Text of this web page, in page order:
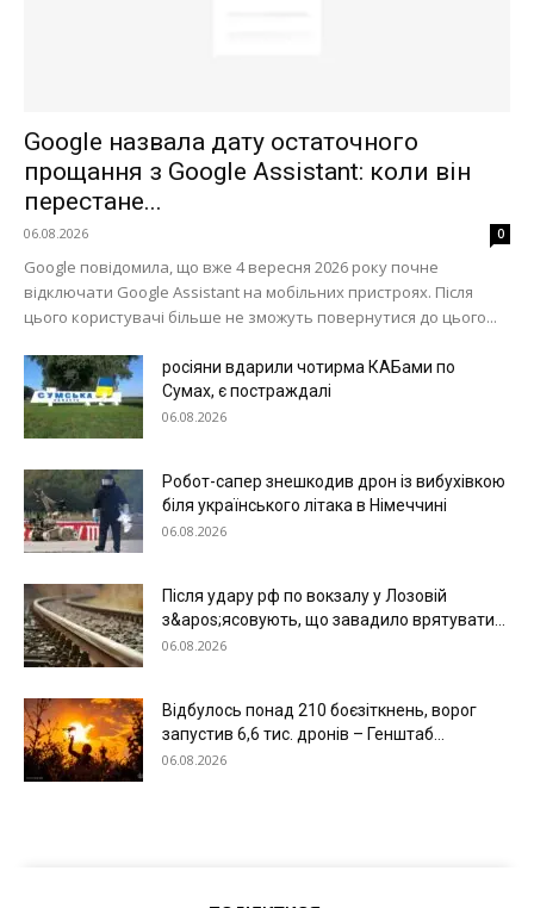
Google назвала дату остаточного
прощання з Google Assistant: коли він
перестане...
06.08.2026 0
Google повідомила, що вже 4 вересня 2026 року почне
відключати Google Assistant на мобільних пристроях. Після
цього користувачі більше не зможуть повернутися до цього...
росіяни вдарили чотирма КАБами по
Сумах, є постраждалі
06.08.2026
Робот-сапер знешкодив дрон із вибухівкою
біля українського літака в Німеччині
06.08.2026
Після удару рф по вокзалу у Лозовій
з&apos;ясовують, що завадило врятувати...
06.08.2026
Відбулось понад 210 боєзіткнень, ворог
запустив 6,6 тис. дронів – Генштаб...
06.08.2026